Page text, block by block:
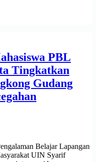
PBL
Tingkatkan
Gudang
Belajar Lapangan
UIN Syarif